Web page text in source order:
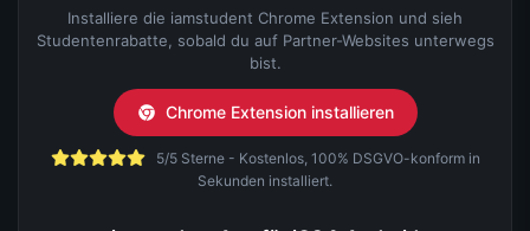
Installiere die iamstudent Chrome Extension und sieh
Studentenrabatte, sobald du auf Partner-Websites unterwegs
bist.
Chrome Extension installieren
5/5 Sterne - Kostenlos, 100% DSGVO-konform in
Sekunden installiert.